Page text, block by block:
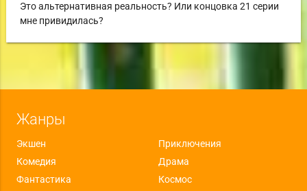
Это альтернативная реальность? Или концовка 21 серии
мне привидилась?
Жанры
Экшен
Приключения
Комедия
Драма
Фантастика
Космос